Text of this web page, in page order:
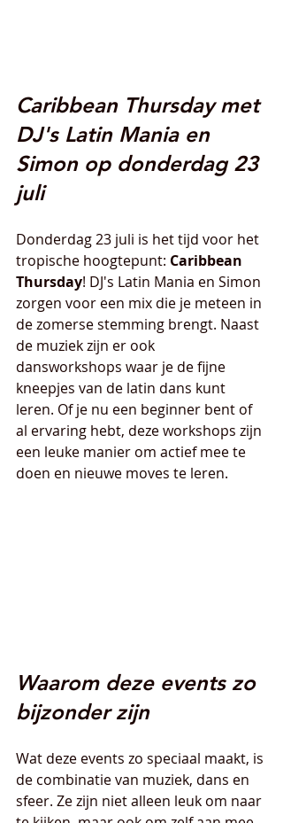
Caribbean Thursday met
DJ's Latin Mania en
Simon op donderdag 23
juli
Donderdag 23 juli is het tijd voor het
tropische hoogtepunt: Caribbean
Thursday! DJ's Latin Mania en Simon
zorgen voor een mix die je meteen in
de zomerse stemming brengt. Naast
de muziek zijn er ook
dansworkshops waar je de fijne
kneepjes van de latin dans kunt
leren. Of je nu een beginner bent of
al ervaring hebt, deze workshops zijn
een leuke manier om actief mee te
doen en nieuwe moves te leren.
Waarom deze events zo
bijzonder zijn
Wat deze events zo speciaal maakt, is
de combinatie van muziek, dans en
sfeer. Ze zijn niet alleen leuk om naar